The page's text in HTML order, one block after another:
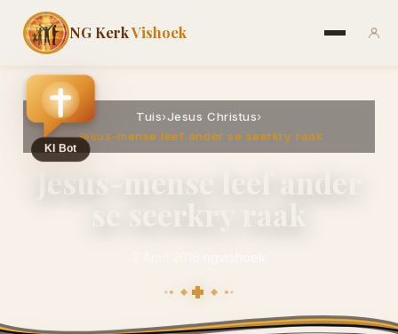
NG KerkVishoek
Tuis›Jesus Christus›
Jesus-mense leef ander se seerkry raak